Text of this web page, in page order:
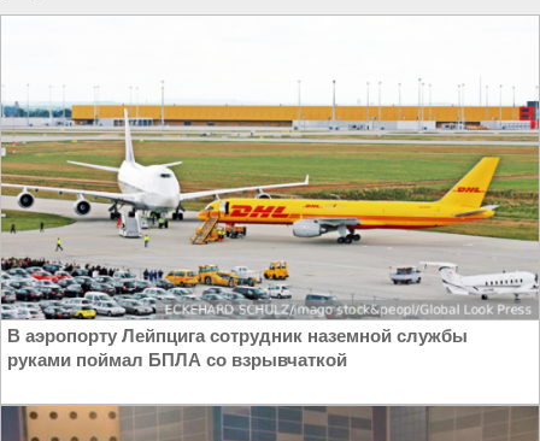
В аэропорту Лейпцига сотрудник наземной службы
руками поймал БПЛА со взрывчаткой